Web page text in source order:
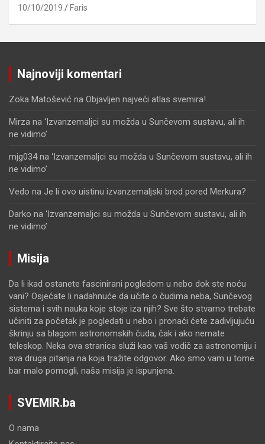
10/10/2019 Faris
Najnoviji komentari
Zoka Matošević na Objavljen najveći atlas svemira!
Mirza na ‘Izvanzemaljci su možda u Sunčevom sustavu, ali ih
ne vidimo’
mjg034na ‘Izvanzemaljci su možda u Sunčevom sustavu, ali ih
ne vidimo’
Vedo na Je li ovo uistinu izvanzemaljski brod pored Merkura?
Darko na ‘Izvanzemaljci su možda u Sunčevom sustavu, ali ih
ne vidimo’
Misija
Da li ikad ostanete fascinirani pogledom u nebo dok ste noću
vani? Osjećate li nadahnuće da učite o čudima neba, Sunčevog
sistema i svih nauka koje stoje iza njih? Sve što stvarno trebate
učiniti za početak je pogledati u nebo i pronaći ćete zadivljujuću
škrinju sa blagom astronomskih čuda, čak i ako nemate
teleskop. Neka ova stranica služi kao vaš vodič za astronomiju i
sva druga pitanja na koja tražite odgovor. Ako smo vam u tome
bar malo pomogli, naša misija je ispunjena.
SVEMIR.ba
O nama